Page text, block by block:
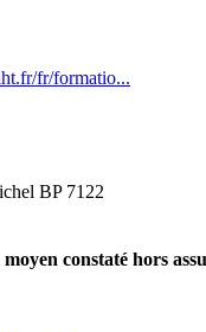
fr/formatio...
BP 7122
constaté hors